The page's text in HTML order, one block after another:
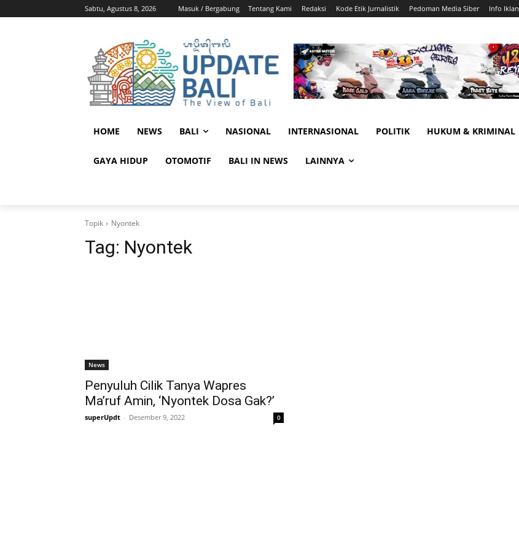
Sabtu, Agustus 8, 2026 Masuk / Bergabung Tentang Kami Redaksi Kode Etik Jurnalistik Pedoman Media Siber Info Iklan
HOME NEWS BALI NASIONAL INTERNASIONAL POLITIK HUKUM & KRIMINAL
GAYA HIDUP OTOMOTIF BALI IN NEWS LAINNYA
Topik Nyontek
Tag: Nyontek
News
Penyuluh Cilik Tanya Wapres
Ma’ruf Amin, ‘Nyontek Dosa Gak?’
superUpdt - Desember 9, 2022 0